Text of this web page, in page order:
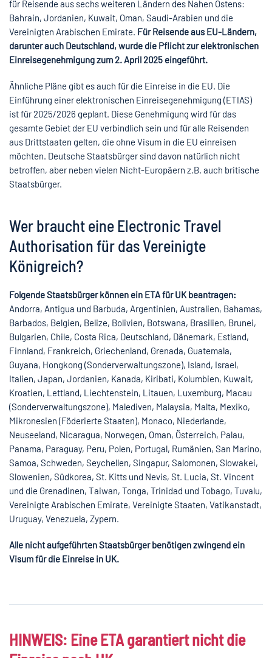
für Reisende aus sechs weiteren Ländern des Nahen Ostens:
Bahrain, Jordanien, Kuwait, Oman, Saudi-Arabien und die
Vereinigten Arabischen Emirate. Für Reisende aus EU-Ländern,
darunter auch Deutschland, wurde die Pflicht zur elektronischen
Einreisegenehmigung zum 2. April 2025 eingeführt.
Ähnliche Pläne gibt es auch für die Einreise in die EU. Die
Einführung einer elektronischen Einreisegenehmigung (ETIAS)
ist für 2025/2026 geplant. Diese Genehmigung wird für das
gesamte Gebiet der EU verbindlich sein und für alle Reisenden
aus Drittstaaten gelten, die ohne Visum in die EU einreisen
möchten. Deutsche Staatsbürger sind davon natürlich nicht
betroffen, aber neben vielen Nicht-Europäern z.B. auch britische
Staatsbürger.
Wer braucht eine Electronic Travel
Authorisation für das Vereinigte
Königreich?
Folgende Staatsbürger können ein ETA für UK beantragen:
Andorra, Antigua und Barbuda, Argentinien, Australien, Bahamas,
Barbados, Belgien, Belize, Bolivien, Botswana, Brasilien, Brunei,
Bulgarien, Chile, Costa Rica, Deutschland, Dänemark, Estland,
Finnland, Frankreich, Griechenland, Grenada, Guatemala,
Guyana, Hongkong (Sonderverwaltungszone), Island, Israel,
Italien, Japan, Jordanien, Kanada, Kiribati, Kolumbien, Kuwait,
Kroatien, Lettland, Liechtenstein, Litauen, Luxemburg, Macau
(Sonderverwaltungszone), Malediven, Malaysia, Malta, Mexiko,
Mikronesien (Föderierte Staaten), Monaco, Niederlande,
Neuseeland, Nicaragua, Norwegen, Oman, Österreich, Palau,
Panama, Paraguay, Peru, Polen, Portugal, Rumänien, San Marino,
Samoa, Schweden, Seychellen, Singapur, Salomonen, Slowakei,
Slowenien, Südkorea, St. Kitts und Nevis, St. Lucia, St. Vincent
und die Grenadinen, Taiwan, Tonga, Trinidad und Tobago, Tuvalu,
Vereinigte Arabischen Emirate, Vereinigte Staaten, Vatikanstadt,
Uruguay, Venezuela, Zypern.
Alle nicht aufgeführten Staatsbürger benötigen zwingend ein
Visum für die Einreise in UK.
HINWEIS: Eine ETA garantiert nicht die